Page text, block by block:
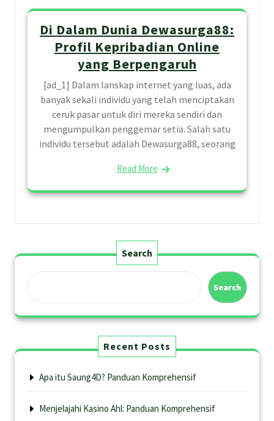
Di Dalam Dunia Dewasurga88:
Profil Kepribadian Online
yang Berpengaruh
[ad_1] Dalam lanskap internet yang luas, ada
banyak sekali individu yang telah menciptakan
ceruk pasar untuk diri mereka sendiri dan
mengumpulkan penggemar setia. Salah satu
individu tersebut adalah Dewasurga88, seorang
Read More
Search
Search
Recent Posts
Apa itu Saung4D? Panduan Komprehensif
Menjelajahi Kasino Ahl: Panduan Komprehensif